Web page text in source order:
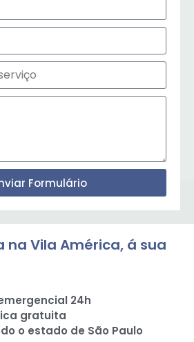
Formulário
na Vila América, á sua
24h
gratuita
o estado de São Paulo